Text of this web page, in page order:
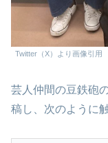
Twitter（X）より画像引用
芸人仲間の豆鉄砲
稿し、次のように